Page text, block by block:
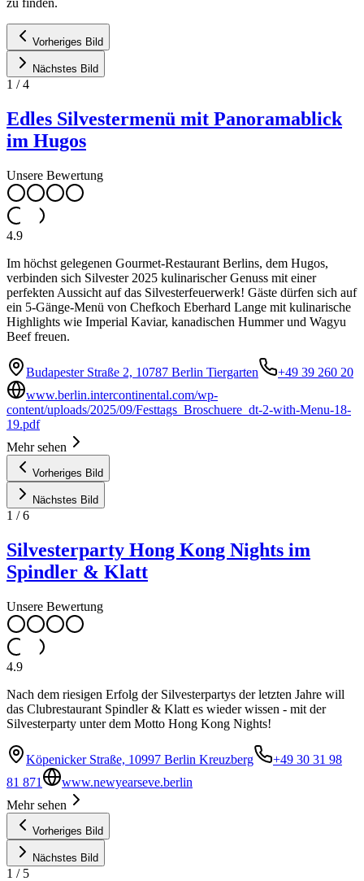
Vorheriges Bild
Nächstes Bild
1 /4
Edles Silvestermenü mit Panoramablick
im Hugos
Unsere Bewertung
4.9
Im höchst gelegenen Gourmet-Restaurant Berlins, dem Hugos,
verbinden sich Silvester 2025 kulinarischer Genuss mit einer
perfekten Aussicht auf das Silvesterfeuerwerk! Gäste dürfen sich auf
ein 5-Gänge-Menü von Chefkoch Eberhard Lange mit kulinarische
Highlights wie Imperial Kaviar, kanadischen Hummer und Wagyu
Beef freuen.
Budapester Straße 2, 10787 Berlin Tiergarten
+49 39 260 20
www.berlin.intercontinental.com/wp-
content/uploads/2025/09/Festtags_Broschuere_dt-2-with-Menu-18-
19.pdf
Mehr sehen
Vorheriges Bild
Nächstes Bild
1 /6
Silvesterparty Hong Kong Nights im
Spindler & Klatt
Unsere Bewertung
4.9
Nach dem riesigen Erfolg der Silvesterpartys der letzten Jahre will
das Clubrestaurant Spindler & Klatt es wieder wissen - mit der
Silvesterparty unter dem Motto Hong Kong Nights!
Köpenicker Straße, 10997 Berlin Kreuzberg
+49 30 31 98
81 871
www.newyearseve.berlin
Mehr sehen
Vorheriges Bild
Nächstes Bild
1 / 5